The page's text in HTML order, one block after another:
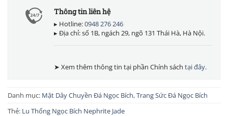
Thông tin liên hệ
▸ Hotline:0948 276 246
▸ Địa chỉ: số 1B, ngách 29, ngõ 131 Thái Hà, Hà Nội.
➤ Xem thêm thông tin tại phần Chính sách tại đây.
Danh mục: Mặt Dây Chuyền Đá Ngọc Bích,Trang Sức Đá Ngọc Bích
Thẻ: Lu Thống Ngọc Bích Nephrite Jade